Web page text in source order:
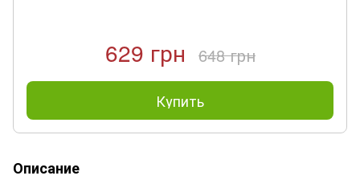
629 грн 648 грн
Купить
Описание